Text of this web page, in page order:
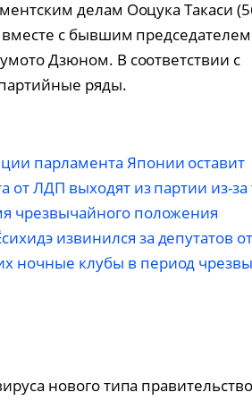
делам Ооцука Такаси
с бывшим
Дзюном. В соответствии с
ряды.
парламента Японии оставит
от ЛДП выходят из партии из-за
чрезвычайного положения
извинился за депутатов от
ночные клубы в период
нового типа